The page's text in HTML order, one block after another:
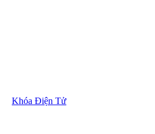
Khóa Điện Tử